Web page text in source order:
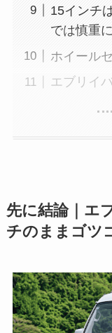
15インチ
では慎重に
ホイール
エブリイ
先に結論｜エ
チのままゴツ